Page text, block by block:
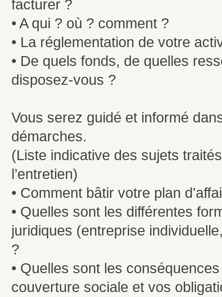
facturer ?
• A qui ? où ? comment ?
• La réglementation de votre
• De quels fonds, de quelles
disposez-vous ?
Vous serez guidé et informé
démarches.
(Liste indicative des sujets
l’entretien)
• Comment bâtir votre plan
• Quelles sont les différentes
juridiques (entreprise
?
• Quelles sont les
couverture sociale et vos